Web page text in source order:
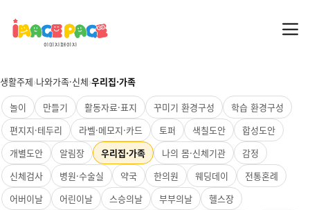
생활주제›나와가족·신체›우리집·가족
놀이
만들기 활동자료·표지 꾸미기 환경구성
학습 환경구성
편지지·테두리
라벨·메모지·카드 토퍼 색칠도안
합성도안
개별도안
알림장 우리집·가족 나의 몸·신체기관
감정
신체검사
병원·수술실 약국 한의원 웨딩데이
전통혼례
어버이날
어린이날 스승의날 부부의날
헬스장